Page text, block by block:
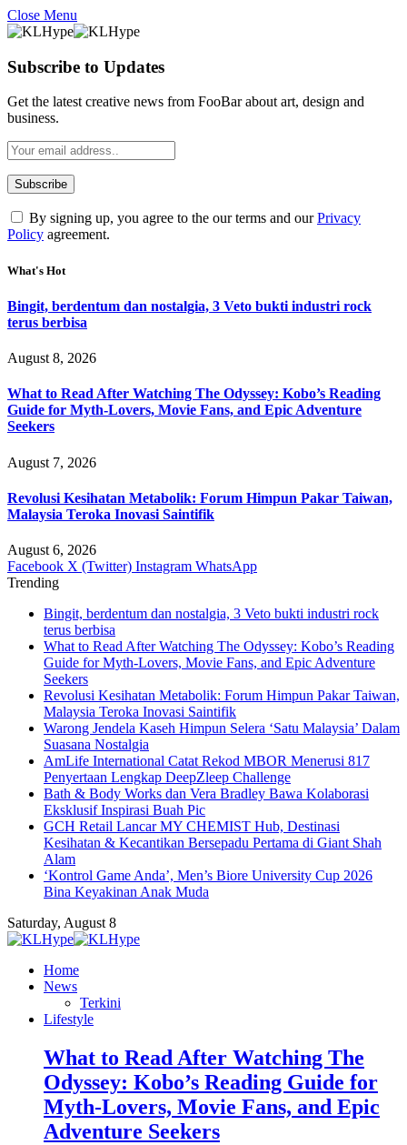
Close Menu
Subscribe to Updates
Get the latest creative news from FooBar about art, design and
business.
By signing up, you agree to the our terms and ourPrivacy
Policy agreement.
What's Hot
Bingit, berdentum dan nostalgia, 3 Veto bukti industri rock
terus berbisa
August 8, 2026
What to Read After Watching The Odyssey: Kobo’s Reading
Guide for Myth-Lovers, Movie Fans, and Epic Adventure
Seekers
August 7, 2026
Revolusi Kesihatan Metabolik: Forum Himpun Pakar Taiwan,
Malaysia Teroka Inovasi Saintifik
August 6, 2026
Facebook X (Twitter) Instagram WhatsApp
Trending
Bingit, berdentum dan nostalgia, 3 Veto bukti industri rock
terus berbisa
What to Read After Watching The Odyssey: Kobo’s Reading
Guide for Myth-Lovers, Movie Fans, and Epic Adventure
Seekers
Revolusi Kesihatan Metabolik: Forum Himpun Pakar Taiwan,
Malaysia Teroka Inovasi Saintifik
Warong Jendela Kaseh Himpun Selera ‘Satu Malaysia’ Dalam
Suasana Nostalgia
AmLife International Catat Rekod MBOR Menerusi 817
Penyertaan Lengkap DeepZleep Challenge
Bath & Body Works dan Vera Bradley Bawa Kolaborasi
Eksklusif Inspirasi Buah Pic
GCH Retail Lancar MY CHEMIST Hub, Destinasi
Kesihatan & Kecantikan Bersepadu Pertama di Giant Shah
Alam
‘Kontrol Game Anda’, Men’s Biore University Cup 2026
Bina Keyakinan Anak Muda
Saturday, August 8
Home
News
Terkini
Lifestyle
What to Read After Watching The
Odyssey: Kobo’s Reading Guide for
Myth-Lovers, Movie Fans, and Epic
Adventure Seekers